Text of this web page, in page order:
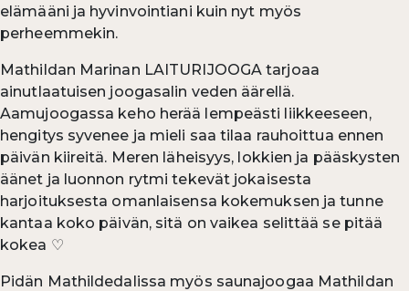
elämääni ja hyvinvointiani kuin nyt myös
perheemmekin.
Mathildan Marinan LAITURIJOOGA tarjoaa
ainutlaatuisen joogasalin veden äärellä.
Aamujoogassa keho herää lempeästi liikkeeseen,
hengitys syvenee ja mieli saa tilaa rauhoittua ennen
päivän kiireitä. Meren läheisyys, lokkien ja pääskysten
äänet ja luonnon rytmi tekevät jokaisesta
harjoituksesta omanlaisensa kokemuksen ja tunne
kantaa koko päivän, sitä on vaikea selittää se pitää
kokea ♡
Pidän Mathildedalissa myös saunajoogaa Mathildan